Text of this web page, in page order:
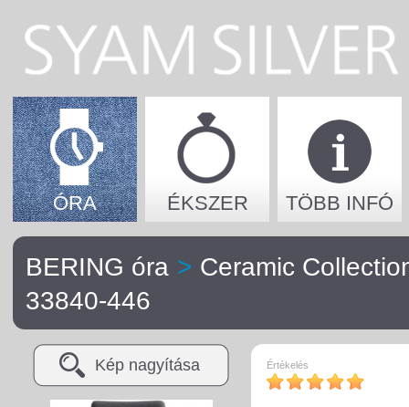
ÓRA ÉKSZER TÖBB INFÓ
BERING óra > Ceramic
33840-446
Értékelés
Kép nagyítása